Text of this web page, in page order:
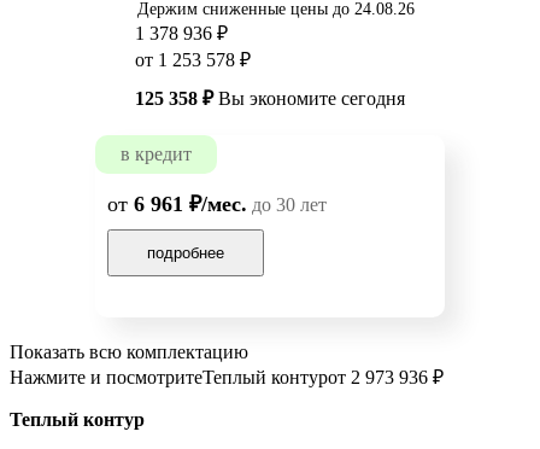
Держим сниженные цены до 24.08.26
1 378 936 ₽
от 1 253 578 ₽
125 358 ₽Вы экономите сегодня
в кредит
от 6 961 ₽/мес. до 30 лет
подробнее
Показать всю комплектацию
Нажмите и посмотритеТеплый контурот 2 973 936 ₽
Теплый контур